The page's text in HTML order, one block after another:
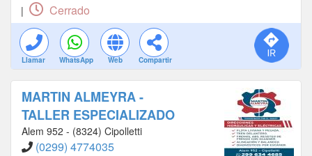
| Cerrado
Llamar WhatsApp Web Compartir
MARTIN ALMEYRA -
TALLER ESPECIALIZADO
Alem 952 - (8324) Cipolletti
(0299) 4774035